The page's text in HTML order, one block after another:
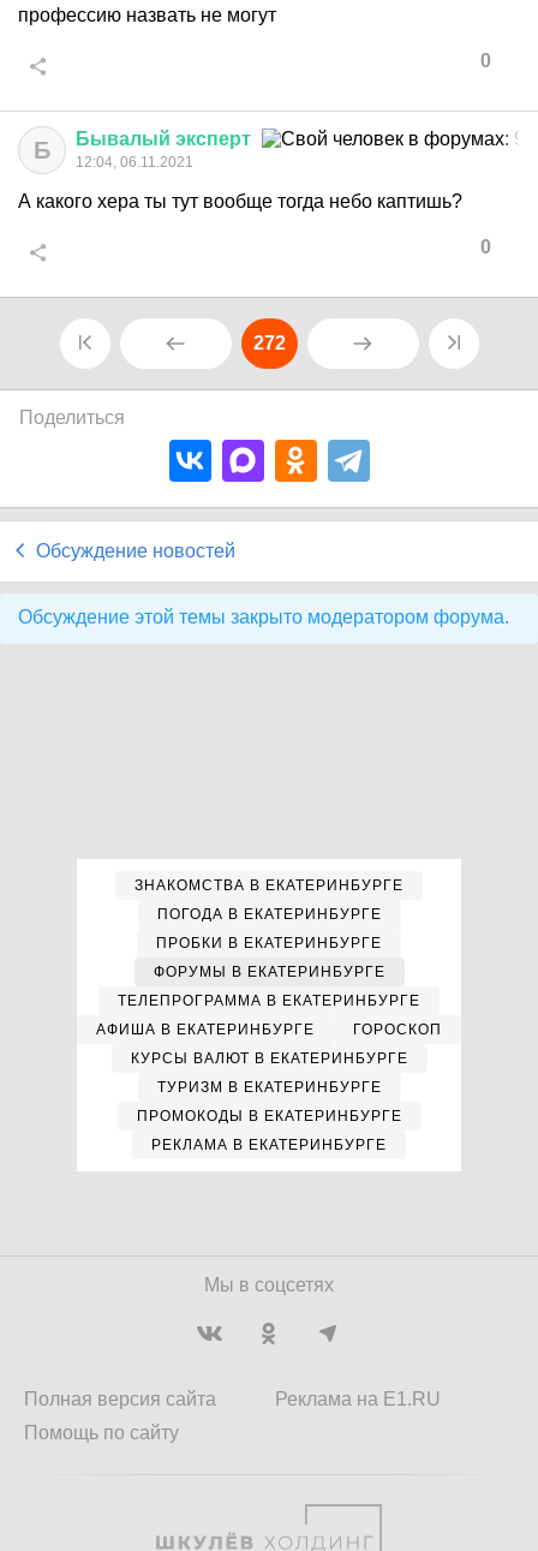
профессию назвать не могут
0
Б Бывалый эксперт
12:04, 06.11.2021
А какого хера ты тут вообще тогда небо каптишь?
0
272
Поделиться
Обсуждение новостей
Обсуждение этой темы закрыто модератором форума.
ЗНАКОМСТВА В ЕКАТЕРИНБУРГЕ
ПОГОДА В ЕКАТЕРИНБУРГЕ
ПРОБКИ В ЕКАТЕРИНБУРГЕ
ФОРУМЫ В ЕКАТЕРИНБУРГЕ
ТЕЛЕПРОГРАММА В ЕКАТЕРИНБУРГЕ
АФИША В ЕКАТЕРИНБУРГЕ
ГОРОСКОП
КУРСЫ ВАЛЮТ В ЕКАТЕРИНБУРГЕ
ТУРИЗМ В ЕКАТЕРИНБУРГЕ
ПРОМОКОДЫ В ЕКАТЕРИНБУРГЕ
РЕКЛАМА В ЕКАТЕРИНБУРГЕ
Мы в соцсетях
Полная версия сайта
Помощь по сайту
Реклама на E1.RU